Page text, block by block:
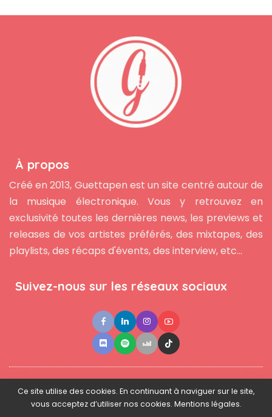
À propos
Créé en 2013, Guettapen est un site centré autour de
la musique électronique. Vous y retrouvez en
exclusivité toutes les dernières news, les previews et
releases de vos artistes préférés, des mixtapes, des
playlists, des récaps d'évents, des interview, etc...
Suivez-nous sur les réseaux sociaux
Contact ●Newsletter ● L'équipe ● Mentions légales
Ce site utilise des cookies. En continuant à naviguer sur le site,
vous acceptez d’utiliser nos cookies. Mentions légales.